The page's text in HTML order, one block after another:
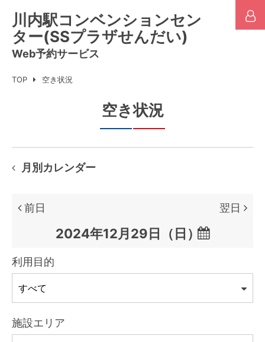
川内駅コンベンションセン
ター(SSプラザせんだい)
Web予約サービス
TOP 空き状況
空き状況
月別カレンダー
前日

翌日
利用目的
施設エリア